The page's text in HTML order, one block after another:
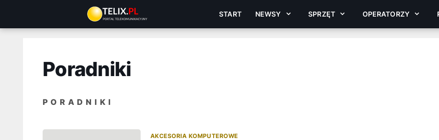
treści
START NEWSY SPRZĘT OPERATORZY
Poradniki
PORADNIKI
AKCESORIA KOMPUTEROWE